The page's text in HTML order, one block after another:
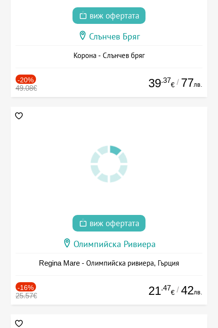
виж офертата
Слънчев Бряг
Корона - Слънчев бряг
-20%
49.08€ 39.37
€ / 77лв.
виж офертата
Олимпийска Ривиера
Regina Mare - Олимпийска ривиера, Гърция
-16%
25.57€ 21.47
€ / 42лв.